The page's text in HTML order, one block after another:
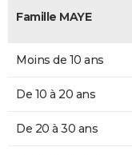
Famille MAYE
Moins de 10 ans
De 10 à 20 ans
De 20 à 30 ans